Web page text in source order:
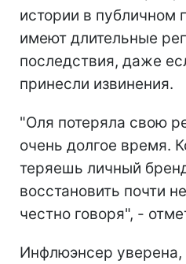
истории в публичном
имеют длительные
последствия, даже
принесли извинения.
"Оля потеряла свою
очень долгое время.
теряешь личный
восстановить почти
честно говоря", -
Инфлюэнсер уверена,